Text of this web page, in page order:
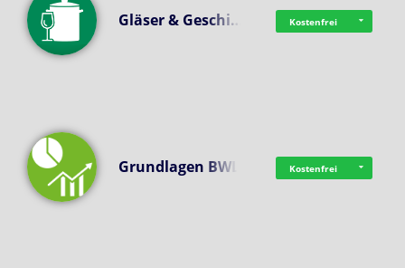
Gläser & Geschi… Kostenfrei
Grundlagen BWL Kostenfrei